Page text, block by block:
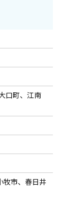
口町、江南
牧市、春日井